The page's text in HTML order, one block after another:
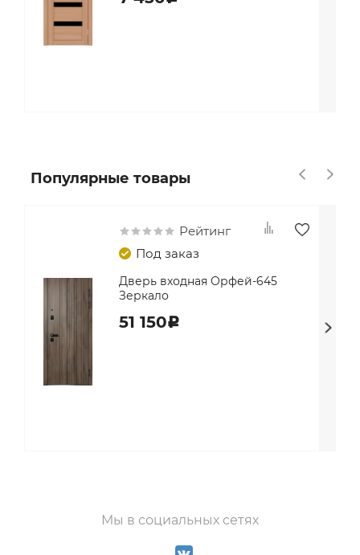
Популярные товары
Рейтинг
Под заказ
Дверь входная Орфей-645
Зеркало
51 150c
Мы в социальных сетях